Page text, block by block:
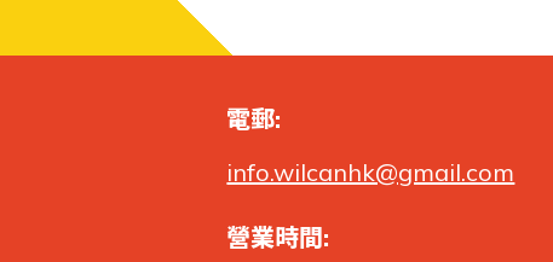
電郵:
info.wilcanhk@gmail.com
營業時間: